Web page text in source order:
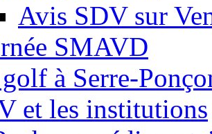
Avis SDV sur
SMAVD
à Serre-
et les institutions